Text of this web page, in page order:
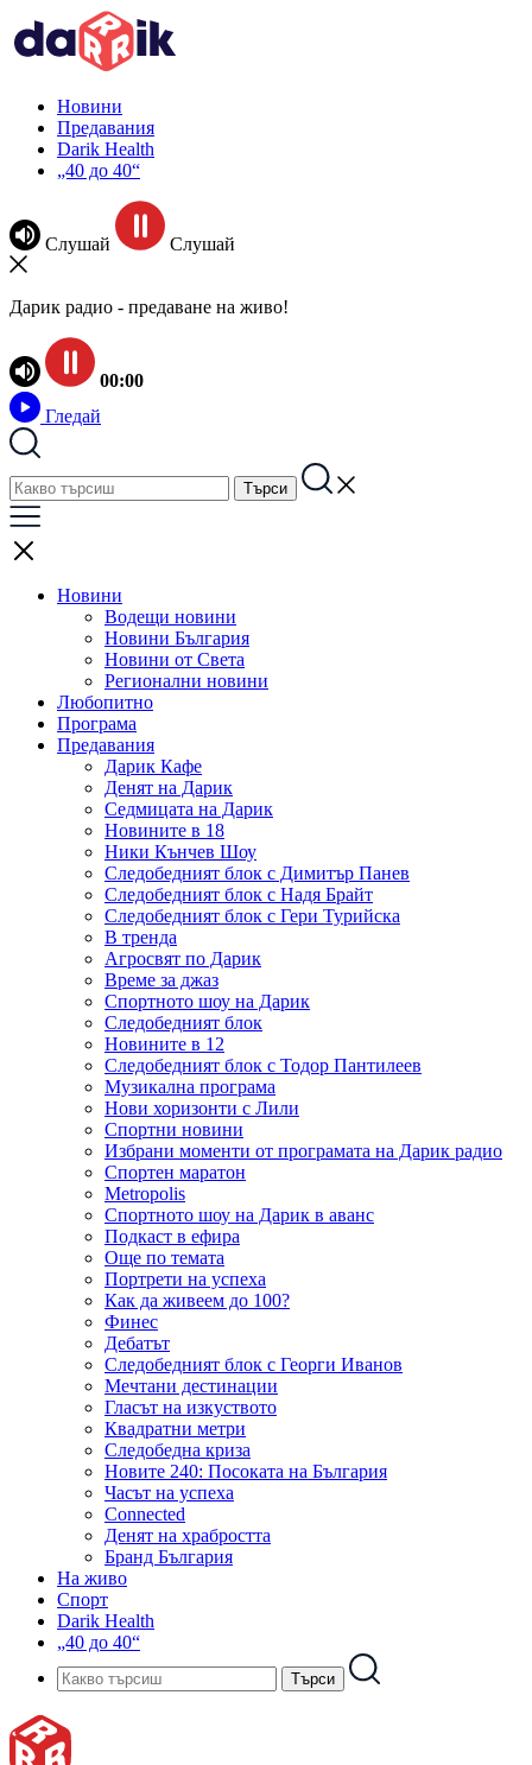
Новини
Предавания
Darik Health
„40 до 40“
Слушай Слушай
Дарик радио - предаване на живо!
00:00
Гледай
Новини
Водещи новини
Новини България
Новини от Света
Регионални новини
Любопитно
Програма
Предавания
Дарик Кафе
Денят на Дарик
Седмицата на Дарик
Новините в 18
Ники Кънчев Шоу
Следобедният блок с Димитър Панев
Следобедният блок с Надя Брайт
Следобедният блок с Гери Турийска
В тренда
Агросвят по Дарик
Време за джаз
Спортното шоу на Дарик
Следобедният блок
Новините в 12
Следобедният блок с Тодор Пантилеев
Музикална програма
Нови хоризонти с Лили
Спортни новини
Избрани моменти от програмата на Дарик радио
Спортен маратон
Metropolis
Спортното шоу на Дарик в аванс
Подкаст в ефира
Още по темата
Портрети на успеха
Как да живеем до 100?
Финес
Дебатът
Следобедният блок с Георги Иванов
Мечтани дестинации
Гласът на изкуството
Квадратни метри
Следобедна криза
Новите 240: Посоката на България
Часът на успеха
Connected
Денят на храбростта
Бранд България
На живо
Спорт
Darik Health
„40 до 40“